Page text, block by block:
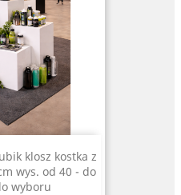
klosz kostka z
wys. od 40 - do
wyboru